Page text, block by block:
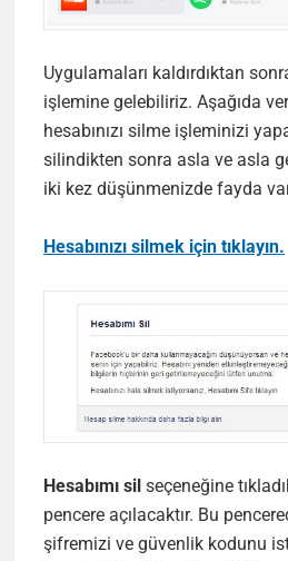
Uygulamaları kaldırdıktan
işlemine gelebiliriz. Aşağıda
hesabınızı silme işleminizi
silindikten sonra asla ve asla
iki kez düşünmenizde fayda
Hesabınızı silmek için tıklayın.
Hesabımı sil seçeneğine
pencere açılacaktır. Bu
şifremizi ve güvenlik kodunu